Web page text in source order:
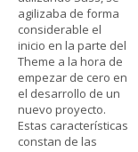
agilizaba de forma
considerable el
inicio en la parte del
Theme a la hora de
empezar de cero en
el desarrollo de un
nuevo proyecto.
Estas características
constan de las